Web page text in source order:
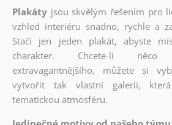
Plakáty jsou skvělým řešením pro
vzhled interiéru snadno, rychle a
Stačí jen jeden plakát, abyste
charakter. Chcete-li
extravagantnějšího, můžete si
vytvořit tak vlastní galerii,
tematickou atmosféru.